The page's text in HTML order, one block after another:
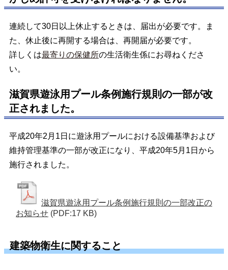
連続して30日以上休止するときは、届出が必要です。ま
た、休止後に再開する場合は、再開届が必要です。
詳しくは最寄りの保健所の生活衛生係にお尋ねくださ
い。
滋賀県遊泳用プール条例施行規則の一部が改
正されました。
平成20年2月1日に遊泳用プールにおける設備基準および
維持管理基準の一部が改正になり、平成20年5月1日から
施行されました。
滋賀県遊泳用プール条例施行規則の一部改正の
お知らせ (PDF:17 KB)
建築物衛生に関すること